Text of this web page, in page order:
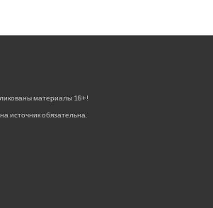
материалы 18+!
источник обязательна.